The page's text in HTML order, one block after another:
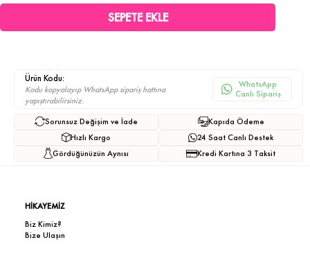
Ürün Kodu:
Kodu kopyalayıp WhatsApp sipariş hattına
yapıştırabilirsiniz.
WhatsApp
Canlı Sipariş
Sorunsuz Değişim ve İade
Hızlı Kargo
Gördüğünüzün Aynısı
Kapıda Ödeme
24 Saat Canlı Destek
Kredi Kartına 3 Taksit
HİKAYEMİZ
Biz Kimiz?
Bize Ulaşın